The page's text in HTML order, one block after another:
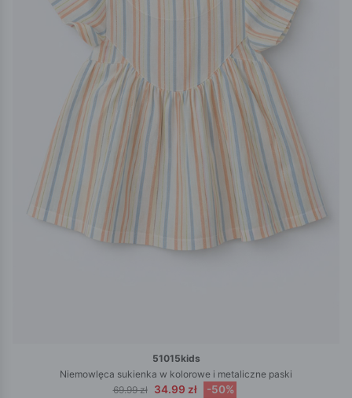
51015kids
Niemowlęca sukienka w kolorowe i metaliczne paski
69.99 zł
34.99 zł -50%